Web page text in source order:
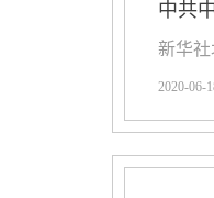
中共
新华
2020-06-